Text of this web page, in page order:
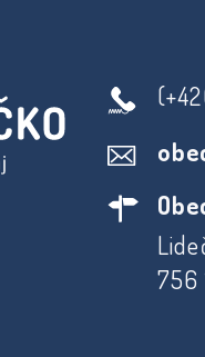
756